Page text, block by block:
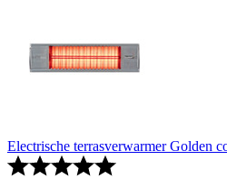
Electrische terrasverwarmer Golden